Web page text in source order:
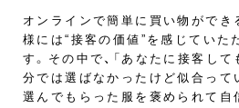
オンラインで簡単に買い物ができ
様には“接客の価値”を感じていた
す。その中で、「あなたに接客して
分では選ばなかったけど似合って
選んでもらった服を褒められて自